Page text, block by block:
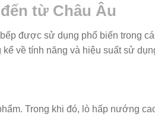
từ Châu Âu
được sử dụng phổ biến trong
về tính năng và hiệu suất sử
Trong khi đó, lò hấp nướng